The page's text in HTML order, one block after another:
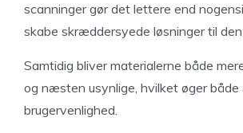
scanninger gør det lettere end
skabe skræddersyede løsninger til
Samtidig bliver materialerne både
og næsten usynlige, hvilket øger
brugervenlighed.